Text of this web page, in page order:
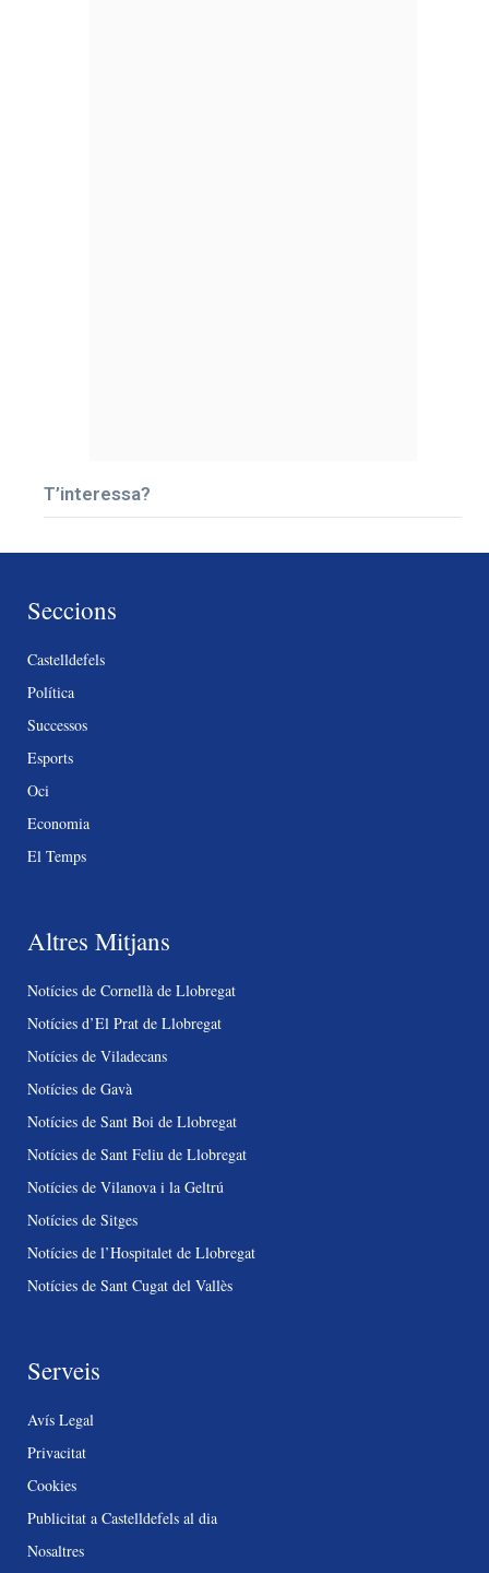
T’interessa?
Seccions
Castelldefels
Política
Successos
Esports
Oci
Economia
El Temps
Altres Mitjans
Notícies de Cornellà de Llobregat
Notícies d’El Prat de Llobregat
Notícies de Viladecans
Notícies de Gavà
Notícies de Sant Boi de Llobregat
Notícies de Sant Feliu de Llobregat
Notícies de Vilanova i la Geltrú
Notícies de Sitges
Notícies de l’Hospitalet de Llobregat
Notícies de Sant Cugat del Vallès
Serveis
Avís Legal
Privacitat
Cookies
Publicitat a Castelldefels al dia
Nosaltres